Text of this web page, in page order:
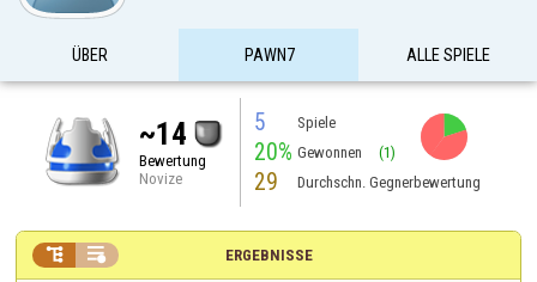
ÜBER PAWN7 ALLE SPIELE
~14
Bewertung
Novize
5 Spiele
20% Gewonnen (1)
29 Durchschn. Gegnerbewertung
ERGEBNISSE
 